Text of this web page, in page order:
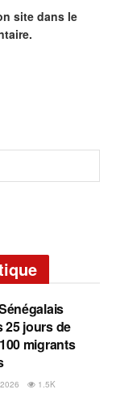
site dans le
25 jours de
migrants
1.5K